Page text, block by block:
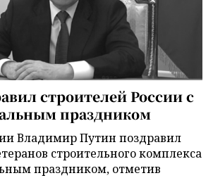
строителей России с
праздником
Владимир Путин поздравил
строительного комплекса
праздником, отметив